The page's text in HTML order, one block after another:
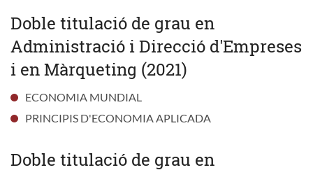
Doble titulació de grau en
Administració i Direcció d'Empreses
i en Màrqueting (2021)
ECONOMIA MUNDIAL
PRINCIPIS D'ECONOMIA APLICADA
Doble titulació de grau en